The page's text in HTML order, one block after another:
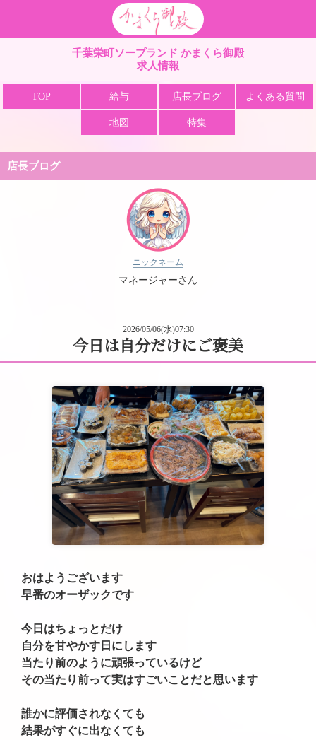
千葉栄町ソープランド かまくら御殿
求人情報
TOP 給与 店長ブログ よくある質問
地図 特集
店長ブログ
ニックネーム
マネージャーさん
2026/05/06(水)07:30
今日は自分だけにご褒美
おはようございます
早番のオーザックです
今日はちょっとだけ
自分を甘やかす日にします
当たり前のように頑張っているけど
その当たり前って実はすごいことだと思います
誰かに評価されなくても
結果がすぐに出なくても